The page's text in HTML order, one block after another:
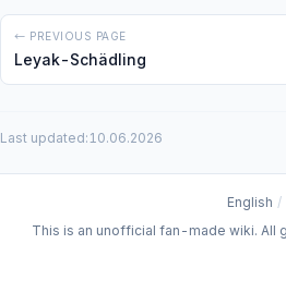
← PREVIOUS PAGE
Leyak-Schädling
Last updated: 10.06.2026
English /
This is an unofficial fan-made wiki. All